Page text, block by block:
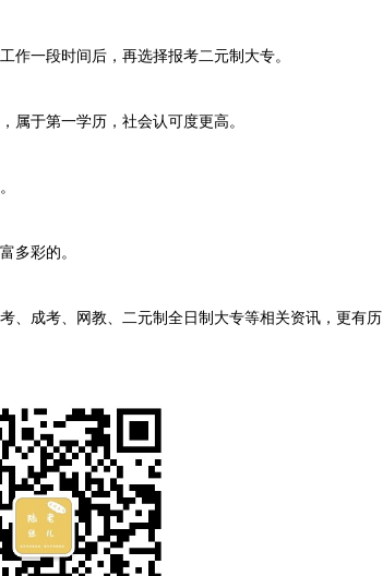
一段时间后，再选择报考二元制大专。
于第一学历，社会认可度更高。
多彩的。
成考、网教、二元制全日制大专等相关资讯，更有历